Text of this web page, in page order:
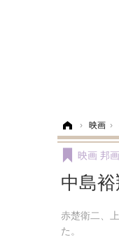
› 映画 ›
中島
赤楚衛二、
た。
映画 邦